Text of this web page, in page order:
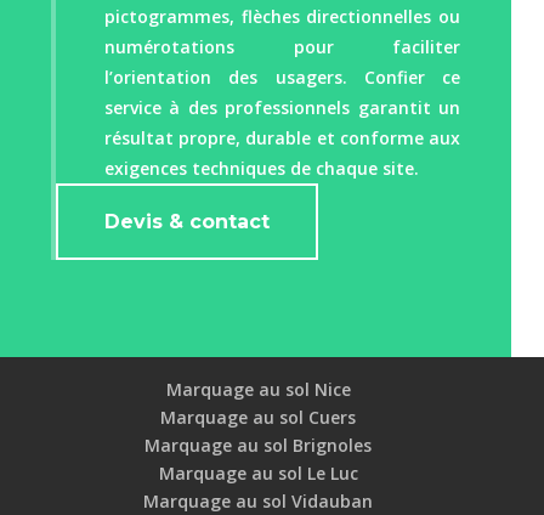
pictogrammes, flèches directionnelles ou
numérotations pour faciliter
l’orientation des usagers. Confier ce
service à des professionnels garantit un
résultat propre, durable et conforme aux
exigences techniques de chaque site.
Devis & contact
Marquage au sol Nice
Marquage au sol Cuers
Marquage au sol Brignoles
Marquage au sol Le Luc
Marquage au sol Vidauban